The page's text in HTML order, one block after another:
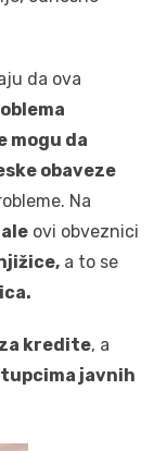
da ova
mogu da
obaveze
Na
ovi obveznici
a to se
kredite, a
javnih